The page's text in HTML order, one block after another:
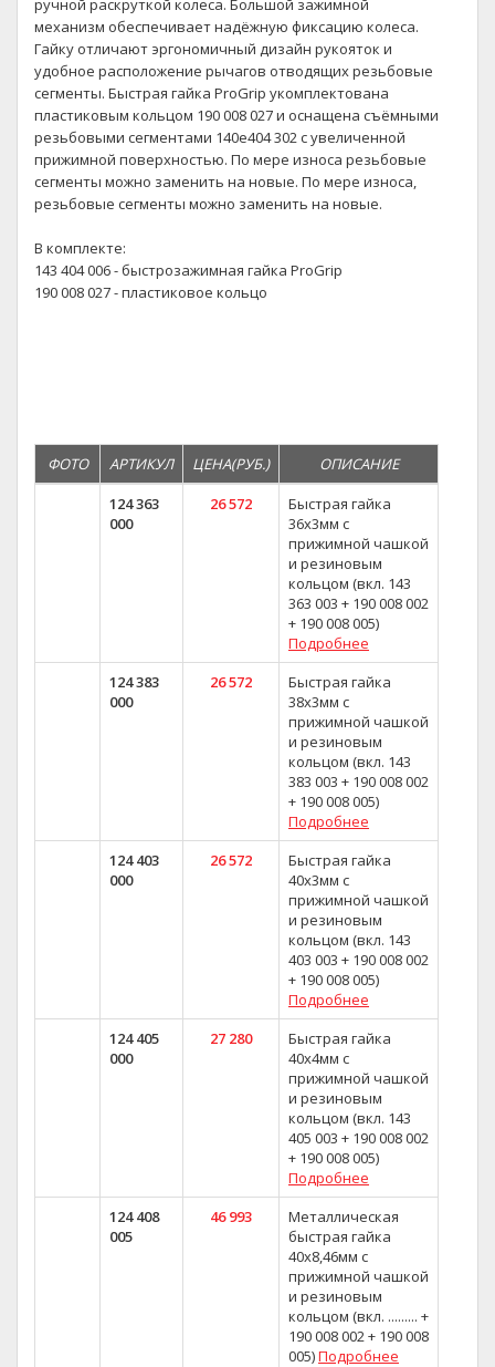
ручной раскруткой колеса. Большой зажимной
механизм обеспечивает надёжную фиксацию колеса.
Гайку отличают эргономичный дизайн рукояток и
удобное расположение рычагов отводящих резьбовые
сегменты. Быстрая гайка ProGrip укомплектована
пластиковым кольцом 190 008 027 и оснащена съёмными
резьбовыми сегментами 140е404 302 с увеличенной
прижимной поверхностью. По мере износа резьбовые
сегменты можно заменить на новые. По мере износа,
резьбовые сегменты можно заменить на новые.
В комплекте:
143 404 006 - быстрозажимная гайка ProGrip
190 008 027 - пластиковое кольцо
ФОТО АРТИКУЛ ЦЕНА(РУБ.)
ОПИСАНИЕ
124 363
000
26 572
Быстрая гайка
36x3мм с
прижимной чашкой
и резиновым
кольцом (вкл. 143
363 003 + 190 008 002
+ 190 008 005)
Подробнее
124 383
000
26 572
Быстрая гайка
38x3мм с
прижимной чашкой
и резиновым
кольцом (вкл. 143
383 003 + 190 008 002
+ 190 008 005)
Подробнее
124 403
000
26 572
Быстрая гайка
40x3мм с
прижимной чашкой
и резиновым
кольцом (вкл. 143
403 003 + 190 008 002
+ 190 008 005)
Подробнее
124 405
000
27 280
Быстрая гайка
40x4мм с
прижимной чашкой
и резиновым
кольцом (вкл. 143
405 003 + 190 008 002
+ 190 008 005)
Подробнее
124 408
005
46 993
Металлическая
быстрая гайка
40x8,46мм с
прижимной чашкой
и резиновым
кольцом (вкл. ......... +
190 008 002 + 190 008
005)Подробнее